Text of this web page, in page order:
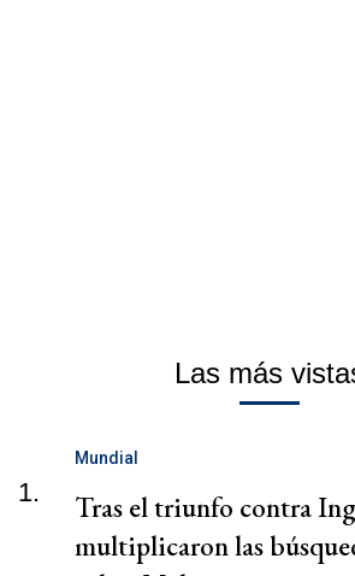
Las más
1.
Mundial
Tras el triunfo contra
multiplicaron las